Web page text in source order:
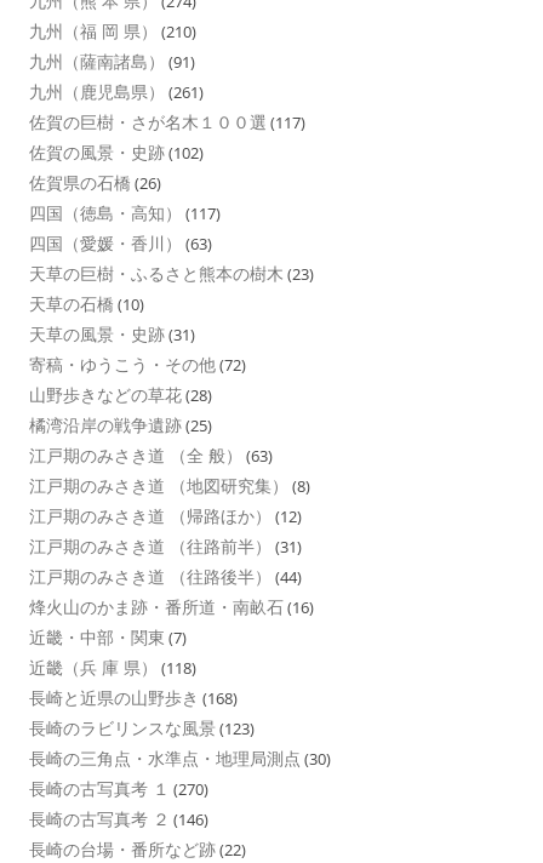
九州（福 岡 県） (210)
九州（薩南諸島） (91)
九州（鹿児島県） (261)
佐賀の巨樹・さが名木１００選 (117)
佐賀の風景・史跡(102)
佐賀県の石橋 (26)
四国（徳島・高知） (117)
四国（愛媛・香川） (63)
天草の巨樹・ふるさと熊本の樹木 (23)
天草の石橋 (10)
天草の風景・史跡(31)
寄稿・ゆうこう・その他(72)
山野歩きなどの草花(28)
橘湾沿岸の戦争遺跡(25)
江戸期のみさき道 （全 般） (63)
江戸期のみさき道 （地図研究集） (8)
江戸期のみさき道 （帰路ほか） (12)
江戸期のみさき道 （往路前半） (31)
江戸期のみさき道 （往路後半） (44)
烽火山のかま跡・番所道・南畝石(16)
近畿・中部・関東 (7)
近畿（兵 庫 県） (118)
長崎と近県の山野歩き (168)
長崎のラビリンスな風景 (123)
長崎の三角点・水準点・地理局測点 (30)
長崎の古写真考 １ (270)
長崎の古写真考 ２ (146)
長崎の台場・番所など跡(22)